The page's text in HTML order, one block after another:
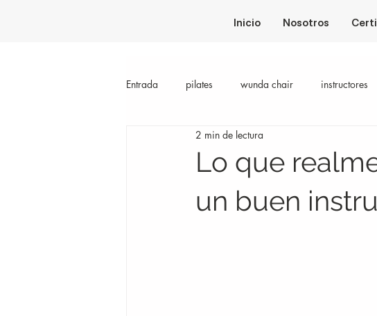
Inicio Nosotros
Entrada pilates wunda chair instructores
Lo que
un buen
2 min de lectura